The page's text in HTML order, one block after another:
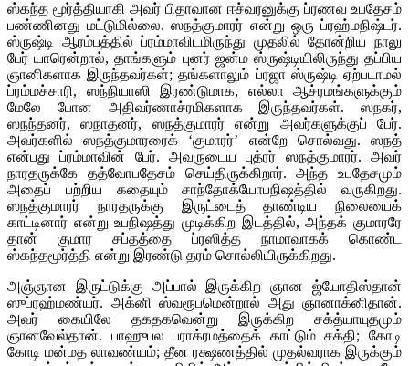
ஸ்கந்த மூர்த்தியாகி அவர் பிதாவான ஈச்வரனுக்கு ப்ரணவ உபதேசம்
பண்ணினது மட்டுமில்லை. ஸநத்குமாரர் என்று ஒரு ப்ரஹ்மநிஷ்டர்.
ஸ்ருஷ்டி ஆரம்பத்தில் ப்ரம்மாவிடமிருந்து முதலில் தோன்றிய நாலு
பேர் யாரென்றால், தாங்களும் புனர் ஜன்ம ஸ்ருஷ்டியிலிருந்து தப்பிய
ஞானிகளாக இருந்தவர்கள்; தங்களாலும் ப்ரஜா ஸ்ருஷ்டி ஏற்படாமல்
ப்ரம்மச்சாரி, ஸந்நியாஸி இரண்டுமாக, எல்லா ஆச்ரமங்களுக்கும்
மேலே போன அதிவர்ணாச்ரமிகளாக இருந்தவர்கள். ஸநகர்,
ஸநந்தனர், ஸநாதனர், ஸநத்குமாரர் என்று அவர்களுக்குப் பேர்.
அவர்களில் ஸநத்குமாரரைக் ‘குமாரர்’ என்றே சொல்வது. ஸநத்
என்பது ப்ரம்மாவின் பேர். அவருடைய புத்ரர் ஸநத்குமாரர். அவர்
நாரதருக்கே தத்வோபதேசம் செய்திருக்கிறார். அந்த உபதேசமும்
அதைப் பற்றிய கதையும் சாந்தோக்யோபநிஷத்தில் வருகிறது.
ஸநத்குமாரர் நாரதருக்கு இருட்டைத் தாண்டிய நிலையைக்
காட்டினார் என்று உபநிஷத்து முடிக்கிற இடத்தில், அந்தக் குமாரரே
தான் குமார சப்தத்தை ப்ரஸித்த நாமாவாகக் கொண்ட
ஸ்கந்தமூர்த்தி என்று இரண்டு தரம் சொல்லியிருக்கிறது.
அஞ்ஞான இருட்டுக்கு அப்பால் இருக்கிற ஞான ஜ்யோதிஸ்தான்
ஸுப்ரஹ்மண்யர். அக்னி ஸ்வரூபமென்றால் அது ஞானாக்னிதான்.
அவர் கையிலே தகதகவென்று இருக்கிற சக்த்யாயுதமும்
ஞானவேல்தான். பாஹுபல பராக்ரமத்தைக் காட்டும் சக்தி; கோடி
கோடி மன்மத லாவண்யம்; தீன ரக்ஷணத்தில் முதல்வராக இருக்கும்